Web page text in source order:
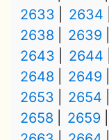
2633
2634
2638
2639
2643
2644
2648
2649
2653
2654
2658
2659